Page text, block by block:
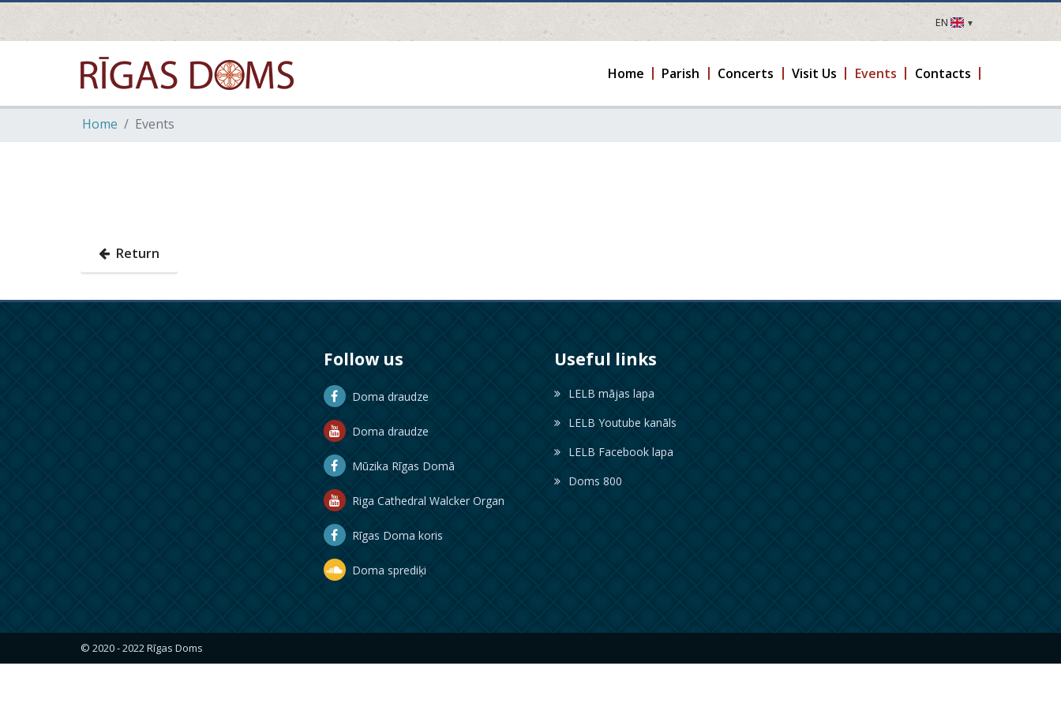
EN
LV
FR
Home Parish Concerts Visit Us Events Contacts
Home Events
Return
Follow us
Doma draudze
Doma draudze
Mūzika Rīgas Domā
Riga Cathedral Walcker Organ
Rīgas Doma koris
Doma sprediķi
Useful links
LELB mājas lapa
LELB Youtube kanāls
LELB Facebook lapa
Doms 800
© 2020 - 2022 Rīgas Doms